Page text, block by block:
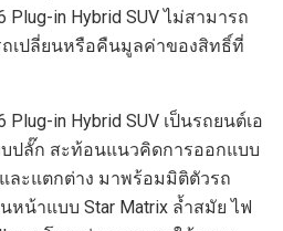
Plug-in Hybrid SUV ไม่สามารถ
เปลี่ยนหรือคืนมูลค่าของสิทธิ์ที่
Plug-in Hybrid SUV เป็นรถยนต์เอ
ปลั๊ก สะท้อนแนวคิดการออกแบบ
ะแตกต่าง มาพร้อมมิติตัวรถ
หน้าแบบ Star Matrix ล้ำสมัย ไฟ